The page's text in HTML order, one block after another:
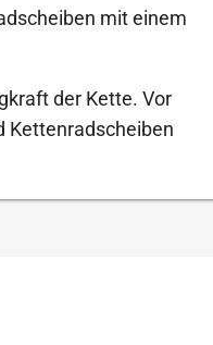
mit einem
der Kette. Vor
Kettenradscheiben